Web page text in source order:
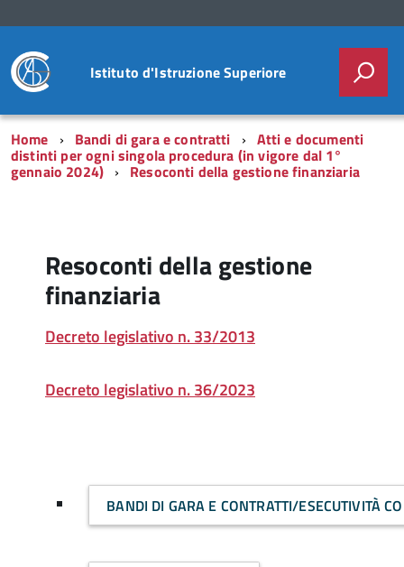
Istituto d'Istruzione Superiore
Home Bandi di gara e contratti Atti e documenti
distinti per ogni singola procedura (in vigore dal 1°
gennaio 2024) Resoconti della gestione finanziaria
Resoconti della gestione
finanziaria
Decreto legislativo n. 33/2013
Decreto legislativo n. 36/2023
BANDI DI GARA E CONTRATTI/ESECUTIVITÀ